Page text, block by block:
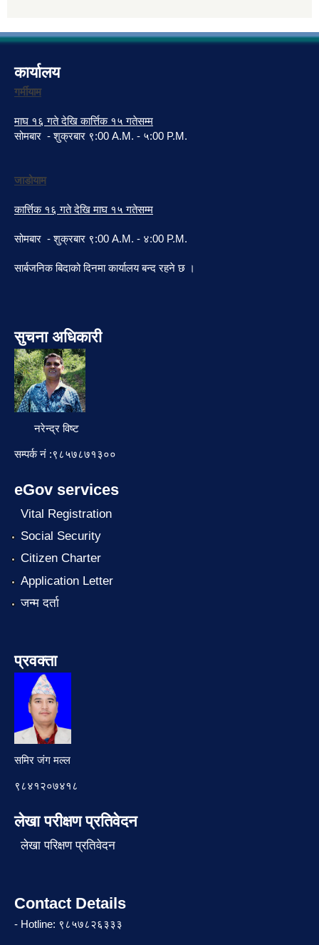
कार्यालय
गर्मीयाम
माघ १६ गते देखि कार्त्तिक १५ गतेसम्म
सोमबार - शुक्रबार ९:00 A.M. - ५:00 P.M.
जाडोयाम
कार्त्तिक १६ गते देखि माघ १५ गतेसम्म
सोमबार - शुक्रबार ९:00 A.M. - ४:00 P.M.
सार्बजनिक बिदाको दिनमा कार्यालय बन्द रहने छ ।
सुचना अधिकारी
नरेन्द्र विष्ट
सम्पर्क नं :९८५७८७१३००
eGov services
Vital Registration
Social Security
Citizen Charter
Application Letter
जन्म दर्ता
प्रवक्ता
समिर जंग मल्ल
९८४१२०७४१८
लेखा परीक्षण प्रतिवेदन
लेखा परिक्षण प्रतिवेदन
Contact Details
- Hotline: ९८५७८२६३३३